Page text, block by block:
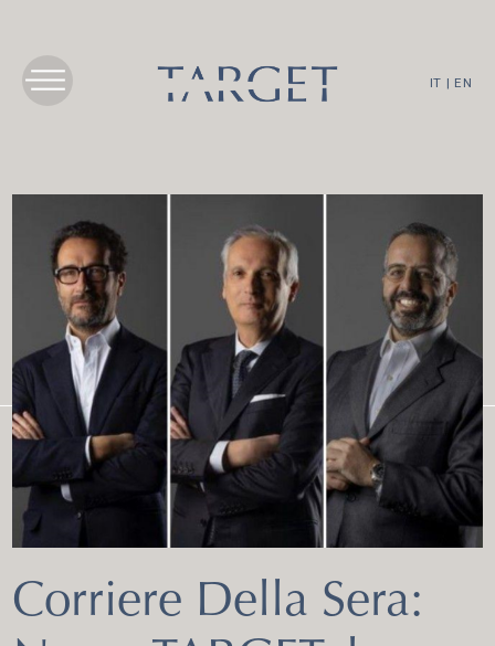
IT | EN
Corriere Della Sera: